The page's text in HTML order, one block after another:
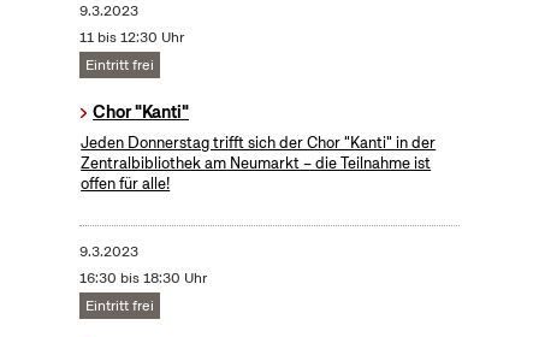
9.3.2023
11 bis 12:30 Uhr
Eintritt frei
Chor "Kanti"
Jeden Donnerstag trifft sich der Chor "Kanti" in der
Zentralbibliothek am Neumarkt – die Teilnahme ist
offen für alle!
9.3.2023
16:30 bis 18:30 Uhr
Eintritt frei